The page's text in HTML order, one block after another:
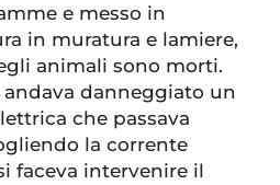
e messo in
in muratura e lamiere,
animali sono morti.
danneggiato un
che passava
la corrente
faceva intervenire il